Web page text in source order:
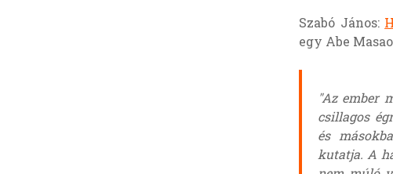
Szabó János:
egy Abe
"Az ember
csillagos
és
kutatja. A